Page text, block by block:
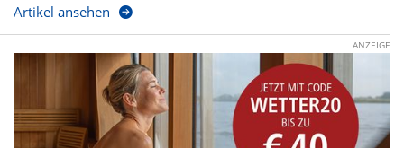
Artikel ansehen
ANZEIGE